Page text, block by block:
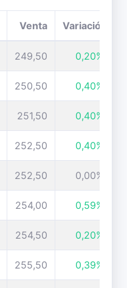
Venta Variación
249,50 0,20%
250,50 0,40%
251,50 0,40%
252,50 0,40%
252,50 0,00%
254,00 0,59%
254,50 0,20%
255,50 0,39%